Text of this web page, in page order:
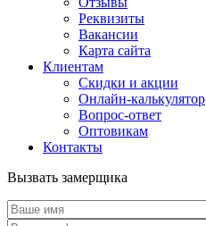
Реквизиты
Вакансии
Карта сайта
Клиентам
Скидки и акции
Онлайн-калькулятор
Вопрос-ответ
Оптовикам
Контакты
Вызвать замерщика